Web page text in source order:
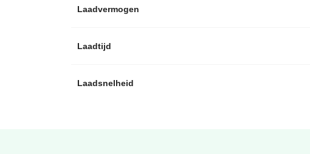
Laadvermogen
Laadtijd
Laadsnelheid